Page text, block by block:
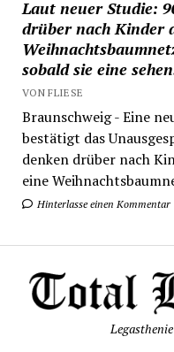
Laut neuer Studie:
drüber nach Kinder
sobald sie eine
VON FLIESE
Braunschweig - Eine
bestätigt das
denken drüber nach
eine
Hinterlasse einen Kommentar